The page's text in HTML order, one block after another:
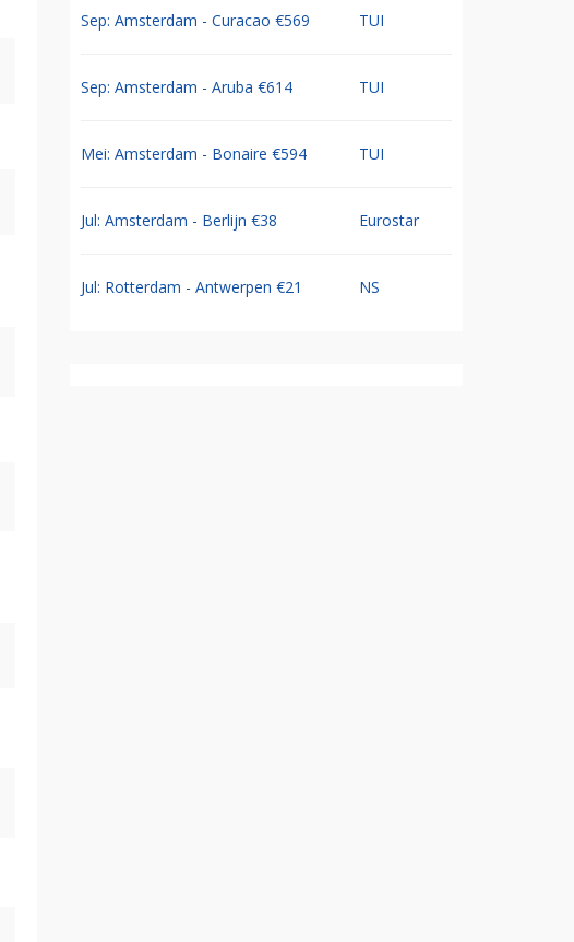
Sep: Amsterdam - Curacao €569 TUI
Sep: Amsterdam - Aruba €614 TUI
Mei: Amsterdam - Bonaire €594 TUI
Jul: Amsterdam - Berlijn €38 Eurostar
Jul: Rotterdam - Antwerpen €21 NS